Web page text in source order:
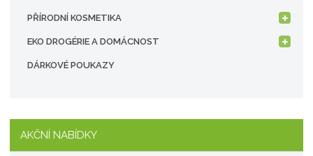
PŘÍRODNÍ KOSMETIKA
EKO DROGÉRIE A DOMÁCNOST
DÁRKOVÉ POUKAZY
AKČNÍ NABÍDKY